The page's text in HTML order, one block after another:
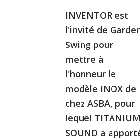
INVENTOR est
l'invité de
Swing pour
mettre à
l'honneur le
modèle INOX de
chez ASBA, pour
lequel TITANIUM
SOUND a